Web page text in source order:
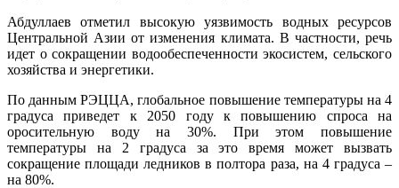
Абдуллаев отметил высокую уязвимость водных ресурсов
Центральной Азии от изменения климата. В частности, речь
идет о сокращении водообеспеченности экосистем, сельского
хозяйства и энергетики.
По данным РЭЦЦА, глобальное повышение температуры на 4
градуса приведет к 2050 году к повышению спроса на
оросительную воду на 30%. При этом повышение
температуры на 2 градуса за это время может вызвать
сокращение площади ледников в полтора раза, на 4 градуса –
на 80%.